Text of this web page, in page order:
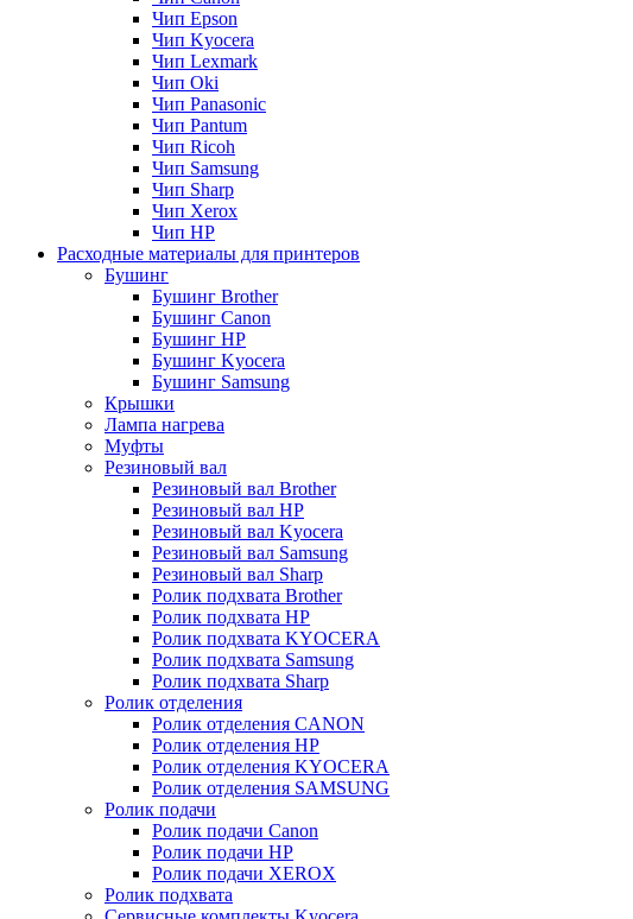
Чип Epson
Чип Kyocera
Чип Lexmark
Чип Oki
Чип Panasonic
Чип Pantum
Чип Ricoh
Чип Samsung
Чип Sharp
Чип Xerox
Чип НР
Расходные материалы для принтеров
Бушинг
Бушинг Brother
Бушинг Canon
Бушинг HP
Бушинг Kyocera
Бушинг Samsung
Крышки
Лампа нагрева
Муфты
Резиновый вал
Резиновый вал Brother
Резиновый вал HP
Резиновый вал Kyocera
Резиновый вал Samsung
Резиновый вал Sharp
Ролик подхвата Brother
Ролик подхвата HP
Ролик подхвата KYOCERA
Ролик подхвата Samsung
Ролик подхвата Sharp
Ролик отделения
Ролик отделения CANON
Ролик отделения HP
Ролик отделения KYOCERA
Ролик отделения SAMSUNG
Ролик подачи
Ролик подачи Canon
Ролик подачи HP
Ролик подачи XEROX
Ролик подхвата